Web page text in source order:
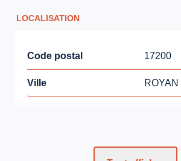
LOCALISATION
Code postal 17200
Ville ROYAN